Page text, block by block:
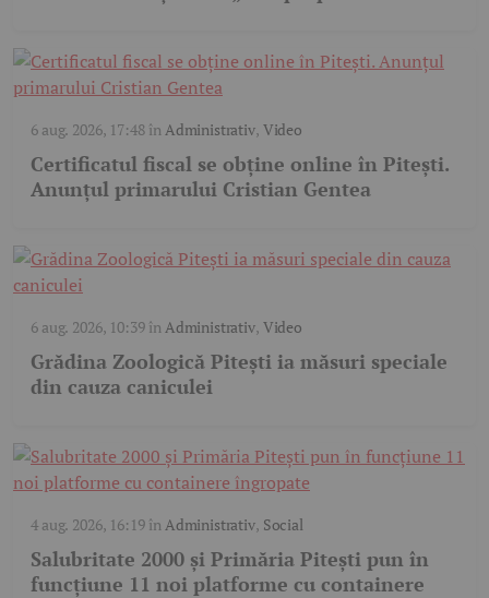
6 aug. 2026, 17:48în Administrativ, Video
Certificatul fiscal se obține online în Pitești.
Anunțul primarului Cristian Gentea
6 aug. 2026, 10:39în Administrativ, Video
Grădina Zoologică Pitești ia măsuri speciale
din cauza caniculei
4 aug. 2026, 16:19în Administrativ, Social
Salubritate 2000 și Primăria Pitești pun în
funcțiune 11 noi platforme cu containere